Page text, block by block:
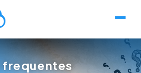
frequentes